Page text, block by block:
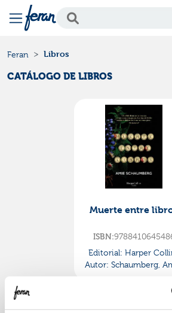
Feran Libros
CATÁLOGO DE LIBROS
Muerte entre
ISBN:
Editorial: Harper
Autor: Schaumberg,